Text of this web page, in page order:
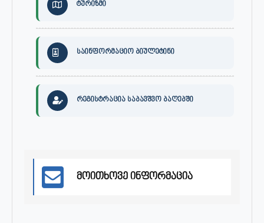
ტურიზმი
საინფორმაციო ბიულეტინი
რეგისტრაცია საბავშვო ბაღებში
მოითხოვე ინფორმაცია